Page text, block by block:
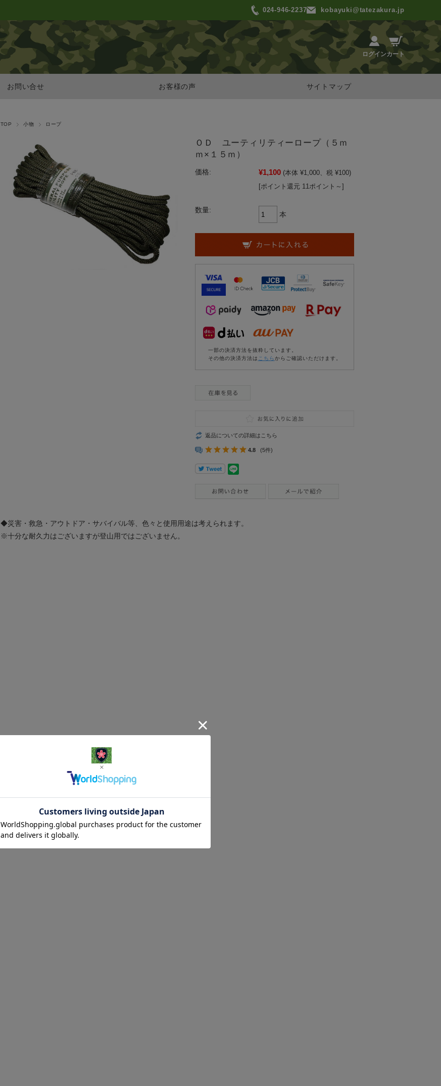
024-946-2237 kobayuki@tatezakura.jp
ログインカート
お問い合せ お客様の声 サイトマップ
TOP 小物 ロープ
ＯＤ ユーティリティーロープ（５ｍ
ｍ×１５ｍ）
価格: ¥1,100 (本体 ¥1,000、税 ¥100)
[ポイント還元 11ポイント～]
数量:
本
一部の決済方法を抜粋しています。
その他の決済方法は こちら からご確認いただけます。
返品についての詳細はこちら
4.8 (5件)
◆災害・救急・アウトドア・サバイバル等、色々と使用用途は考えられます。
※十分な耐久力はございますが登山用ではございません。